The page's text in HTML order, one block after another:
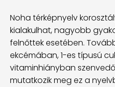
Noha térképnyelv
kialakulhat, nagyobb
felnőttek esetében.
ekcémában, 1-es típusú
vitaminhiányban
mutatkozik meg ez a